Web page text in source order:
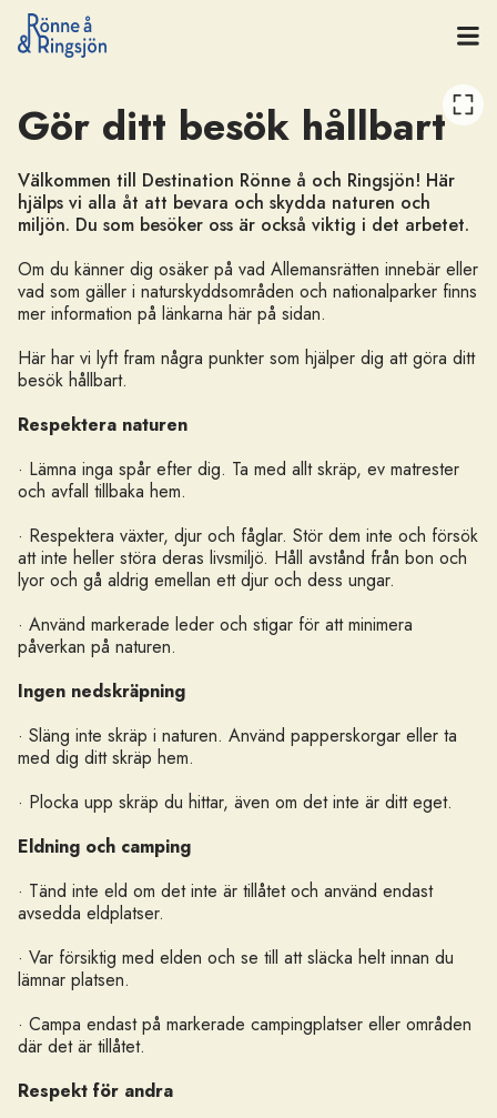
Kanottur på Rönne å
Gör ditt besök hållbart
Välkommen till Destination Rönne å och Ringsjön! Här
hjälps vi alla åt att bevara och skydda naturen och
miljön. Du som besöker oss är också viktig i det arbetet.
Om du känner dig osäker på vad Allemansrätten innebär eller
vad som gäller i naturskyddsområden och nationalparker finns
mer information på länkarna här på sidan.
Här har vi lyft fram några punkter som hjälper dig att göra ditt
besök hållbart.
Respektera naturen
· Lämna inga spår efter dig. Ta med allt skräp, ev matrester
och avfall tillbaka hem.
· Respektera växter, djur och fåglar. Stör dem inte och försök
att inte heller störa deras livsmiljö. Håll avstånd från bon och
lyor och gå aldrig emellan ett djur och dess ungar.
· Använd markerade leder och stigar för att minimera
påverkan på naturen.
Ingen nedskräpning
· Släng inte skräp i naturen. Använd papperskorgar eller ta
med dig ditt skräp hem.
· Plocka upp skräp du hittar, även om det inte är ditt eget.
Eldning och camping
· Tänd inte eld om det inte är tillåtet och använd endast
avsedda eldplatser.
· Var försiktig med elden och se till att släcka helt innan du
lämnar platsen.
· Campa endast på markerade campingplatser eller områden
där det är tillåtet.
Respekt för andra